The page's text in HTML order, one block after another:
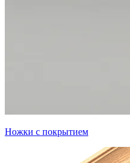
Ножки с покрытием